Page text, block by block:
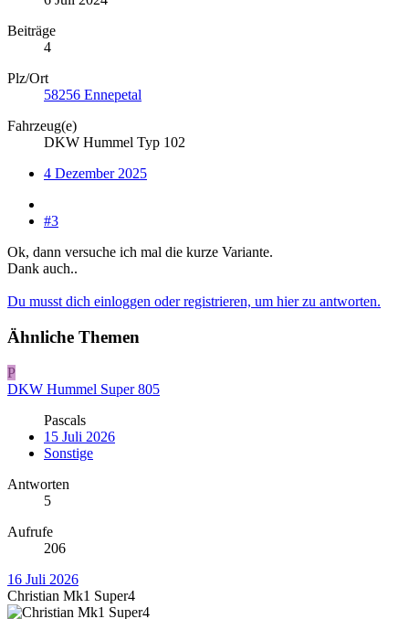
Beiträge
4
Plz/Ort
58256 Ennepetal
Fahrzeug(e)
DKW Hummel Typ 102
4 Dezember 2025
#3
Ok, dann versuche ich mal die kurze Variante.
Dank auch..
Du musst dich einloggen oder registrieren, um hier zu antworten.
Ähnliche Themen
P
DKW Hummel Super 805
Pascals
15 Juli 2026
Sonstige
Antworten
5
Aufrufe
206
16 Juli 2026
Christian Mk1 Super4